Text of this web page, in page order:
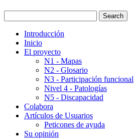
Introducción
Inicio
El proyecto
N1 - Mapas
N2 - Glosario
N3 - Participación funcional
Nivel 4 - Patologías
N5 - Discapacidad
Colabora
Artículos de Usuarios
Peticones de ayuda
Su opinión